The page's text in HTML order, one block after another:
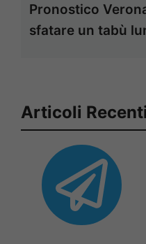
Pronostico
sfatare un tabù
Articoli Recenti